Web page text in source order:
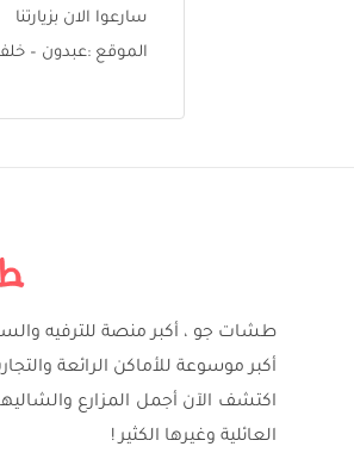
سارعوا الان بزيارتنا
الموقع :عبدون –
طشات جو ، أكبر منصة للترفيه
أكبر موسوعة للأماكن الرائعة
اكتشف الآن أجمل المزارع
العائلية وغيرها الكثير !